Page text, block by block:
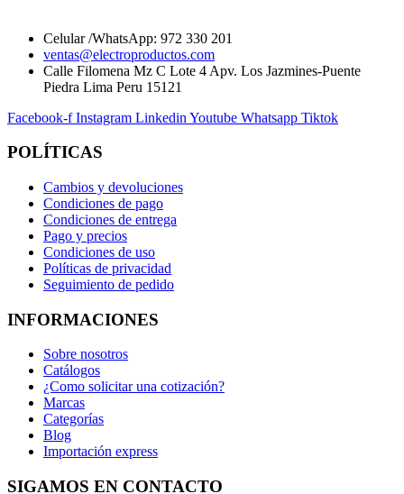
Celular /WhatsApp: 972 330 201
ventas@electroproductos.com
Calle Filomena Mz C Lote 4 Apv. Los Jazmines-Puente
Piedra Lima Peru 15121
Facebook-f Instagram Linkedin Youtube Whatsapp Tiktok
POLÍTICAS
Cambios y devoluciones
Condiciones de pago
Condiciones de entrega
Pago y precios
Condiciones de uso
Políticas de privacidad
Seguimiento de pedido
INFORMACIONES
Sobre nosotros
Catálogos
¿Como solicitar una cotización?
Marcas
Categorías
Blog
Importación express
SIGAMOS EN CONTACTO